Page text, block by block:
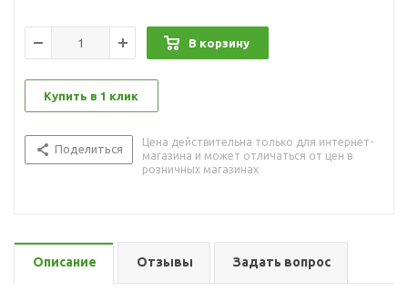
В корзину
Купить в 1 клик
Поделиться
Цена действительна только для интернет-
магазина и может отличаться от цен в
розничных магазинах
Описание Отзывы Задать вопрос